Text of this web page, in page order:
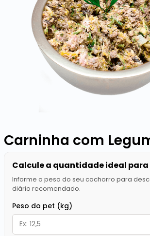
Carninha com
Calcule a quantidade ideal para
Informe o peso do seu cachorro para
diário recomendado.
Peso do pet (kg)